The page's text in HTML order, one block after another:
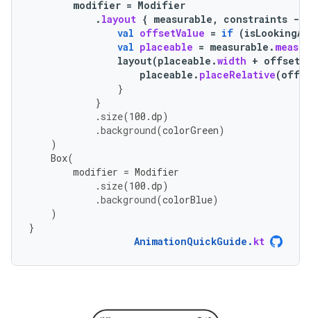
modifier = Modifier
. layout { measurable , constraints -
val offsetValue = if (
val placeable = measurable .
layout(placeable .width +
placeable . placeRelative(
}
}
. size(100.dp)
.background(colorGreen)
)
Box(
modifier = Modifier
. size(100.dp)
.background(colorBlue)
)
}
AnimationQuickGuide . kt